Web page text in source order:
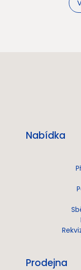
Nabídka
Prodejna